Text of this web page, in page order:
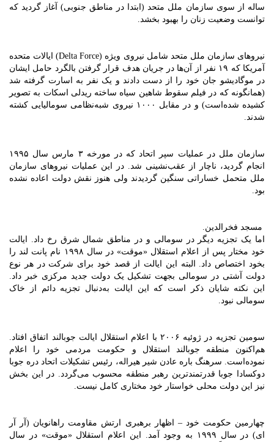
ساله از سوی سازمان ملل متحد (ابتدا در مناطق جنوبی) آغاز گردید که
توانست وضعیت زنان را بهبود بخشد.
نیروهای سازمان ملل متحد شامل نیروی ویژه (Delta Force) ایالات متحده
آمریکا که ۱۹ نفر از آن‌ها در جریان هدف قرار گرفتن بالگرد حامل ایشان
در موگادیشو جان خود را از دست دادند و یک نفر به اسارت گرفته شد
(همانگونه که در فیلم سقوط شاهین سیاه ساخته ریدلی اسکات به تصویر
کشیده شده‌است) و در مقابل ۱۰۰۰ نیروی شبه‌نظامی سومالیایی کشته
شدند.
سازمان ملل در عملیات سپر اتحاد که در مورخه ۳ مارس سال ۱۹۹۵
انجام گردید، ناچار از عقب‌نشینی شد. در این عملیات نیروهای سازمان
ملل متحمل خساراتی سنگین گردیدند ولی هنوز نقش دولت اعاده نشده
بود.
مسجد فخرالدین.
اما یک تجزیه دیگر در سومالی و در مناطق شمال شرق رخ داد. ایالت
خود مختار پس از اعلام استقلال «موقت» در سال ۱۹۹۸ نام پانت لند را
بخود اختصاص داد. البته این ایالت از قصد خود برای شرکت در هر نوع
دولت آشتی در سومالی بجهت تشکیل یک دولت جدید مرکزی خبر داد.
این نکته شایان ذکر است که این ایالت به‌دنبال تجزیه دائم از خاک
سومالی نبود.
سومین تجزیه در ژوئیه ۲۰۰۶ با اعلام استقلال ایالت جوبالند اتفاق افتاد.
هم‌اکنون منطقه جوبالند استقلال و حکومت مردمی خود را اعلام
نموده‌است. سرهنگ باره عادن شیر هیراله، رئیس تشکیلات اتحاد دره جوبا
دوکسادا جوبا قدرتمندترین رهبر منطقه محسوب می‌گردد. در این بخش
نیز این دولت محلی خواستار خود مختاری کامل نیست.
چهارمین حکومت خود – اظهار برهبری ارتش مقاومت راهانویان (آر آر
ای) در سال ۱۹۹۹ به وجود آمد. این اعلام استقلال «موقت» در سال